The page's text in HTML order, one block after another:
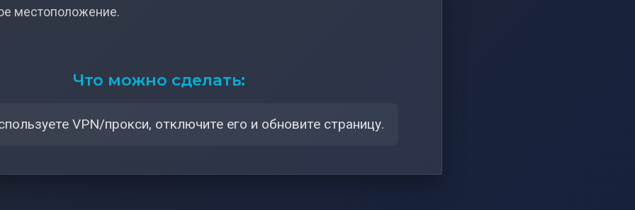
местоположение.
Что можно сделать:
VPN/прокси, отключите его и обновите страницу.